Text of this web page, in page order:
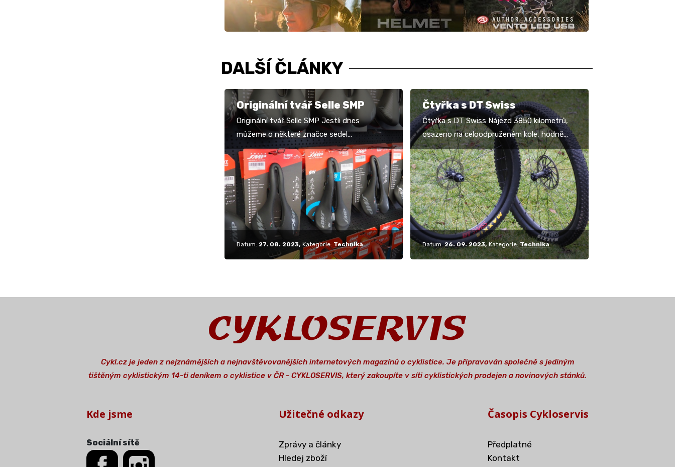
DALŠÍ ČLÁNKY
Originální tvář Selle SMP
Originální tvář Selle SMP Jestli dnes
můžeme o některé značce sedel
jednoznačně říct, že má na první pohled jiný
design, pak je to…
Datum: 27. 08. 2023 Kategorie: Technika
Čtyřka s DT Swiss
Čtyřka s DT Swiss Nájezd 3850 kilometrů,
osazeno na celoodpruženém kole, hodně
výkonný jezdec s váhou zhruba osmdesát
kilogramů a po dvou…
Datum: 26. 09. 2023 Kategorie: Technika
Cykl.cz je jeden z nejznámějších a nejnavštěvovanějších internetových magazínů o cyklistice. Je připravován společně s jediným
tištěným cyklistickým 14-ti deníkem o cyklistice v ČR - CYKLOSERVIS, který zakoupíte v síti cyklistických prodejen a novinových stánků.
Kde jsme
Sociální sítě
Užitečné odkazy
Zprávy a články
Hledej zboží
Časopis Cykloservis
Předplatné
Kontakt